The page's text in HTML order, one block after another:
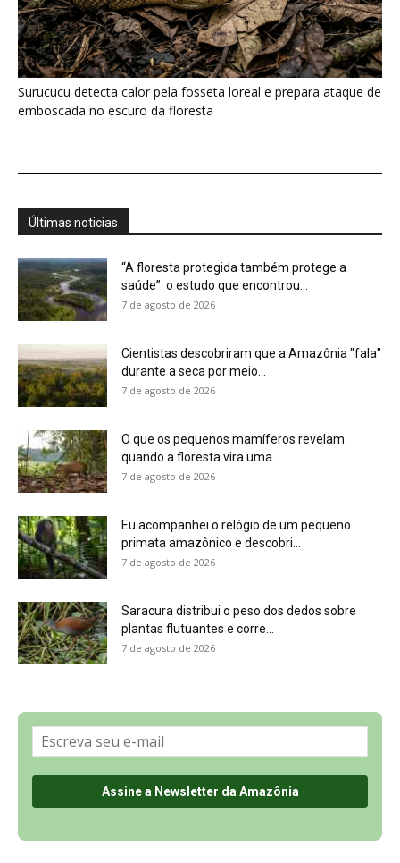
7 de agosto de 2026
Cientistas descobriram que a Amazônia "fala"
durante a seca por meio...
7 de agosto de 2026
Eu acompanhei o relógio de um pequeno
7 de agosto de 2026
7 de agosto de 2026
Política de Privacidade, LGPD e RGPD
Últimas Notícias
🌎 Español
©